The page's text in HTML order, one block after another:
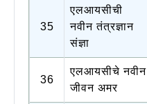
35
एलआयसीची
नवीन तंत्रज्ञान
संज्ञा
36
एलआयसीचे नवीन
जीवन अमर